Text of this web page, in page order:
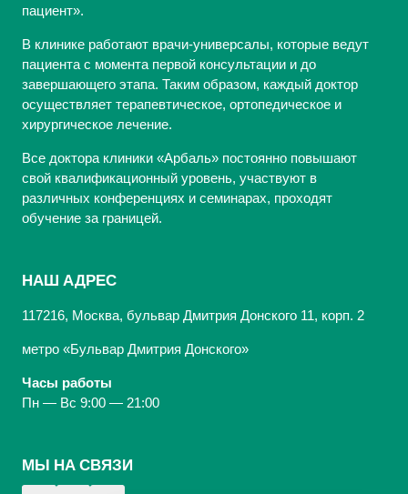
пациент».
В клинике работают врачи-универсалы, которые ведут
пациента с момента первой консультации и до
завершающего этапа. Таким образом, каждый доктор
осуществляет терапевтическое, ортопедическое и
хирургическое лечение.
Все доктора клиники «Арбаль» постоянно повышают
свой квалификационный уровень, участвуют в
различных конференциях и семинарах, проходят
обучение за границей.
НАШ АДРЕС
117216, Москва, бульвар Дмитрия Донского 11, корп. 2
метро «Бульвар Дмитрия Донского»
Часы работы
Пн — Вс 9:00 — 21:00
МЫ НА СВЯЗИ